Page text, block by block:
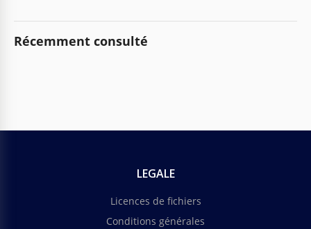
Récemment consulté
LEGALE
Licences de fichiers
Conditions générales